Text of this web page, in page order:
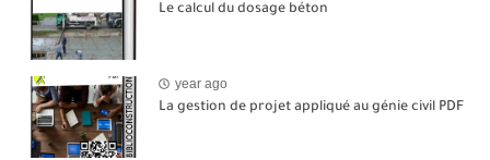
Le calcul du dosage béton
year ago
La gestion de projet appliqué au génie civil PDF